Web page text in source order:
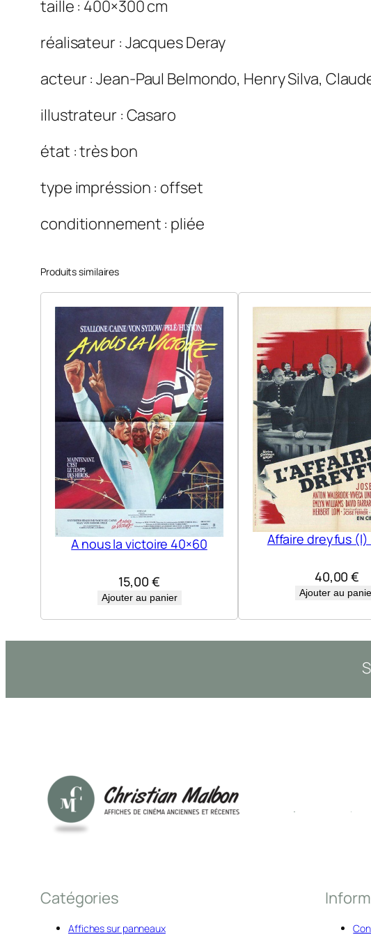
taille : 400×300 cm
réalisateur : Jacques Deray
acteur : Jean-Paul Belmondo, Henry Silva,
illustrateur : Casaro
état : très bon
type impréssion : offset
conditionnement : pliée
Produits similaires
A nous la victoire 40×60
15,00 €
Ajouter au panier
Affaire dreyfus (l)
40,00€
Ajouter au
Catégories
Affiches sur panneaux